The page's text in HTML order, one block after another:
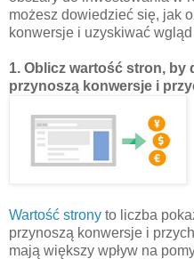
możesz dowiedzieć się, jak
konwersje i uzyskiwać
1. Oblicz wartość stron, by
przynoszą konwersje i
Wartość strony to liczba
przynoszą konwersje i
mają większy wpływ na